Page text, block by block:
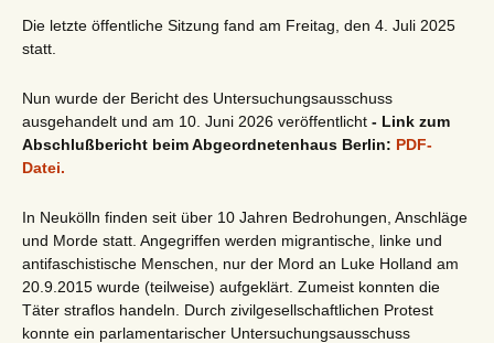
Die letzte öffentliche Sitzung fand am Freitag, den 4. Juli 2025
statt.
Nun wurde der Bericht des Untersuchungsausschuss
ausgehandelt und am 10. Juni 2026 veröffentlicht - Link zum
Abschlußbericht beim Abgeordnetenhaus Berlin: PDF-
Datei.
In Neukölln finden seit über 10 Jahren Bedrohungen, Anschläge
und Morde statt. Angegriffen werden migrantische, linke und
antifaschistische Menschen, nur der Mord an Luke Holland am
20.9.2015 wurde (teilweise) aufgeklärt. Zumeist konnten die
Täter straflos handeln. Durch zivilgesellschaftlichen Protest
konnte ein parlamentarischer Untersuchungsausschuss